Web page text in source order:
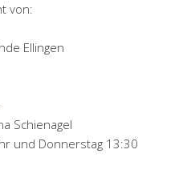
von:
Ellingen
Schienagel
und Donnerstag 13:30